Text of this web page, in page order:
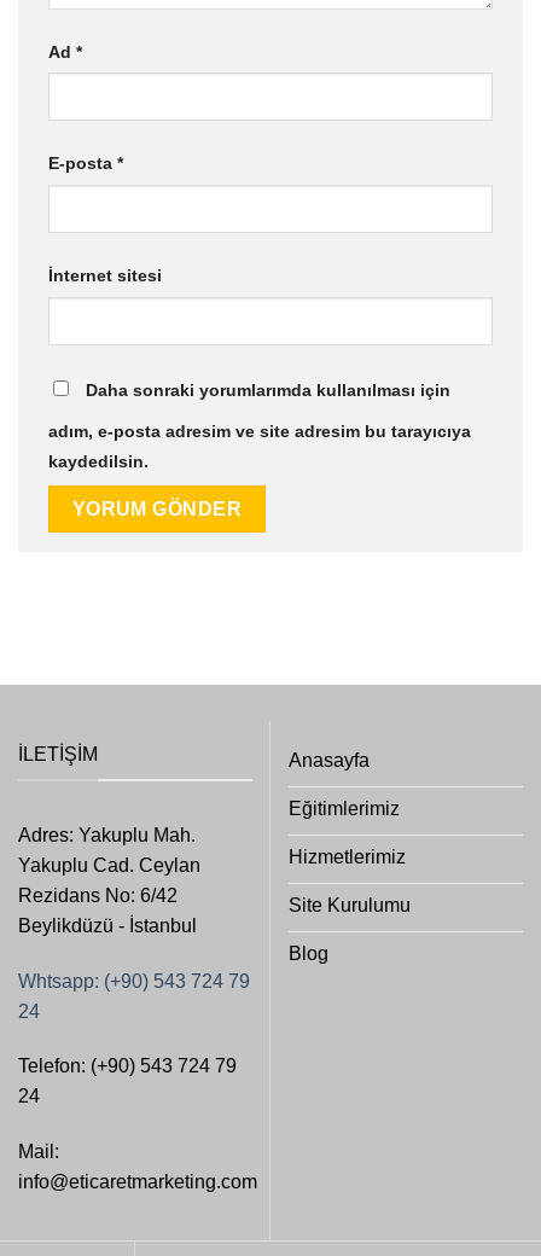
Ad *
E-posta *
İnternet sitesi
Daha sonraki yorumlarımda kullanılması için
adım, e-posta adresim ve site adresim bu tarayıcıya
kaydedilsin.
İLETIŞIM
Adres: Yakuplu Mah.
Yakuplu Cad. Ceylan
Rezidans No: 6/42
Beylikdüzü - İstanbul
Whtsapp: (+90) 543 724 79
24
Telefon: (+90) 543 724 79
24
Mail:
info@eticaretmarketing.com
Anasayfa
Eğitimlerimiz
Hizmetlerimiz
Site Kurulumu
Blog